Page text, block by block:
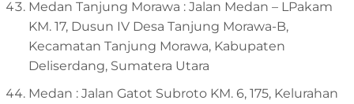
Medan Tanjung Morawa : Jalan Medan – LPakam
KM. 17, Dusun IV Desa Tanjung Morawa-B,
Kecamatan Tanjung Morawa, Kabupaten
Deliserdang, Sumatera Utara
Medan : Jalan Gatot Subroto KM. 6, 175, Kelurahan